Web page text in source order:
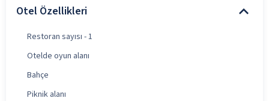
Otel Özellikleri
Restoran sayısı - 1
Otelde oyun alanı
Bahçe
Piknik alanı